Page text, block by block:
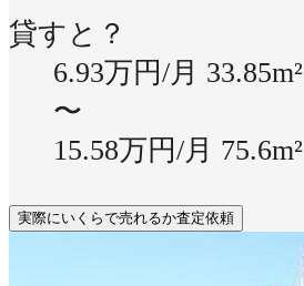
貸すと？
6.93万円/月 33.85m²
〜
15.58万円/月 75.6m²
実際にいくらで売れるか査定依頼